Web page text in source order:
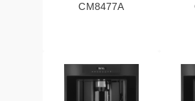
СМ8477А